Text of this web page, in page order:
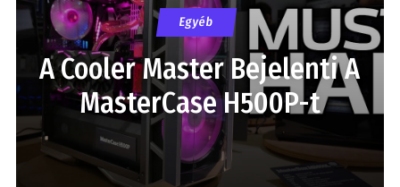
Egyéb
A Cooler Master Bejelenti A
MasterCase H500P-t